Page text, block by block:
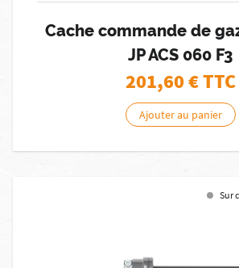
Cache commande de
JP ACS 060 F3
201,60€ TTC
Ajouter au panier
Sur